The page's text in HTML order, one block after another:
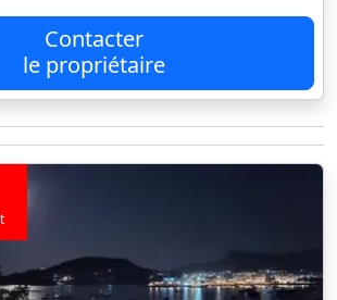
Contacter
le propriétaire